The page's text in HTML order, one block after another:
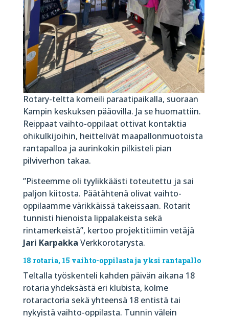
Rotary-teltta komeili paraatipaikalla, suoraan
Kampin keskuksen pääovilla. Ja se huomattiin.
Reippaat vaihto-oppilaat ottivat kontaktia
ohikulkijoihin, heittelivät maapallonmuotoista
rantapalloa ja aurinkokin pilkisteli pian
pilviverhon takaa.
”Pisteemme oli tyylikkäästi toteutettu ja sai
paljon kiitosta. Päätähtenä olivat vaihto-
oppilaamme värikkäissä takeissaan. Rotarit
tunnisti hienoista lippalakeista sekä
rintamerkeistä”, kertoo projektitiimin vetäjä
Jari Karpakka Verkkorotarysta.
18 rotaria, 15 vaihto-oppilasta ja yksi rantapallo
Teltalla työskenteli kahden päivän aikana 18
rotaria yhdeksästä eri klubista, kolme
rotaractoria sekä yhteensä 18 entistä tai
nykyistä vaihto-oppilasta. Tunnin välein